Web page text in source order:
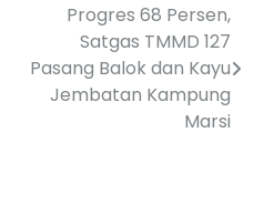
Progres 68 Persen,
Satgas TMMD 127
Pasang Balok dan Kayu
Jembatan Kampung
Marsi